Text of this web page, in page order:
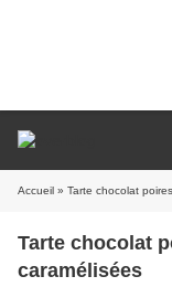
Accueil » Tarte chocolat
Tarte chocolat
caramélisées